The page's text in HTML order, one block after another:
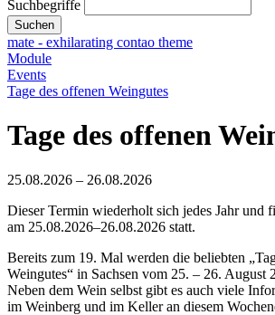
Suchbegriffe
Suchen
mate - exhilarating contao theme
Module
Events
Tage des offenen Weingutes
Tage des offenen
25.08.2026 – 26.08.2026
Dieser Termin wiederholt sich jedes Jahr und
am 25.08.2026–26.08.2026 statt.
Bereits zum 19. Mal werden die beliebten
Weingutes“ in Sachsen vom 25. – 26. August
Neben dem Wein selbst gibt es auch viele
im Weinberg und im Keller an diesem